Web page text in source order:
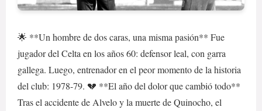
🌟 **Un hombre de dos caras, una misma pasión** Fue
jugador del Celta en los años 60: defensor leal, con garra
gallega. Luego, entrenador en el peor momento de la historia
del club: 1978-79. 💔 **El año del dolor que cambió todo**
Tras el accidente de Alvelo y la muerte de Quinocho, el